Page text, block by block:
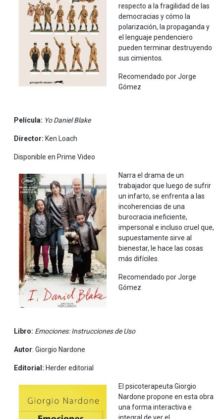
respecto a la fragilidad de las
democracias y cómo la
polarización, la propaganda y
el lenguaje pendenciero
pueden terminar destruyendo
sus cimientos.
Recomendado por Jorge
Gómez
Película: Yo Daniel Blake
Director: Ken Loach
Disponible en Prime Video
Narra el drama de un
trabajador que luego de sufrir
un infarto, se enfrenta a las
incoherencias de una
burocracia ineficiente,
impersonal e incluso cruel que,
supuestamente sirve al
bienestar, le hace las cosas
más difíciles.
Recomendado por Jorge
Gómez
Libro: Emociones: Instrucciones de Uso
Autor: Giorgio Nardone
Editorial: Herder editorial
El psicoterapeuta Giorgio
Nardone propone en esta obra
una forma interactiva e